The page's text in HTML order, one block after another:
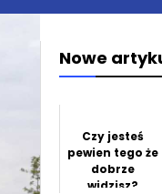
Nowe
Czy jesteś
pewien tego że
dobrze
widzisz?